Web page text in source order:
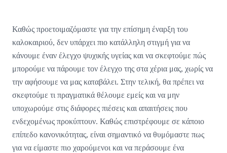
Καθώς προετοιμαζόμαστε για την επίσημη έναρξη του
καλοκαιριού, δεν υπάρχει πιο κατάλληλη στιγμή για να
κάνουμε έναν έλεγχο ψυχικής υγείας και να σκεφτούμε πώς
μπορούμε να πάρουμε τον έλεγχο της στα χέρια μας, χωρίς να
την αφήσουμε να μας καταβάλει. Στην τελική, θα πρέπει να
σκεφτούμε τι πραγματικά θέλουμε εμείς και να μην
υποχωρούμε στις διάφορες πιέσεις και απαιτήσεις που
ενδεχομένως προκύπτουν. Καθώς επιστρέφουμε σε κάποιο
επίπεδο κανονικότητας, είναι σημαντικό να θυμόμαστε πως
για να είμαστε πιο χαρούμενοι και να περάσουμε ένα